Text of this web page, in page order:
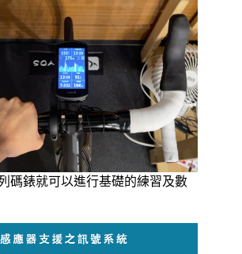
碼錶就可以進行基礎的練習及數